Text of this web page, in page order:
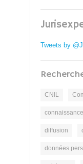
Tweets by
CNIL
connaissance
diffusion
données